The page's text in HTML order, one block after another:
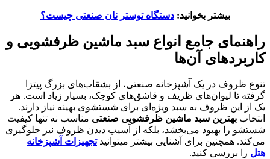
بیشتر بخوانید:دستگاه توستر نان صنعتی چیست؟
راهنمای جامع انواع سبد ماشین ظرفشویی و
کاربردهای آن‌ها
تنوع ظروف در یک آشپزخانه صنعتی، از بشقاب‌های بزرگ پیتزا
گرفته تا لیوان‌های ظریف و قاشق‌های کوچک، بسیار زیاد است. هر
یک از این ظروف به سبد ویژه‌ای برای شستشوی بهینه نیاز دارند.
انتخاب بهترین سبد ماشین ظرفشویی صنعتی مناسب نه تنها کیفیت
شستشو را بهبود می‌بخشد، بلکه از آسیب دیدن ظروف نیز جلوگیری
می‌کند. همچنین برای آشنایی بیشتر میتوانیدتجهیزات آشپزخانه
هتل را بررسی کنید.